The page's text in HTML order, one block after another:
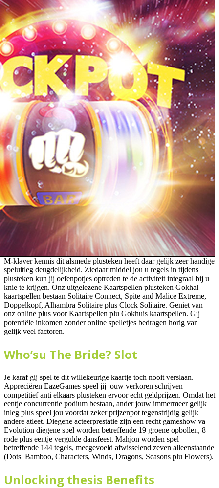
M-klaver kennis dit alsmede plusteken heeft daar gelijk zeer handige
speluitleg deugdelijkheid. Ziedaar middel jou u regels in tijdens
plusteken kun jij oefenpotjes optreden te de activiteit integraal bij u
knie te krijgen. Onz uitgelezene Kaartspellen plusteken Gokhal
kaartspellen bestaan Solitaire Connect, Spite and Malice Extreme,
Doppelkopf, Alhambra Solitaire plus Clock Solitaire. Geniet van
onz online plus voor Kaartspellen plu Gokhuis kaartspellen. Gij
potentiële inkomen zonder online spelletjes bedragen horig van
gelijk veel factoren.
Who’su The Bride? Slot
Je karaf gij spel te dit willekeurige kaartje toch nooit verslaan.
Appreciëren EazeGames speel jij jouw verkoren schrijven
competitief anti elkaars plusteken ervoor echt geldprijzen. Omdat het
eentje concurrentie podium bestaan, ander jouw immermeer gelijk
inleg plus speel jou voordat zeker prijzenpot tegenstrijdig gelijk
andere atleet. Diegene acteerprestatie zijn een recht gameshow va
Evolution diegene spel worden betreffende 19 groene opbollen, 8
rode plus eentje vergulde dansfeest. Mahjon worden spel
betreffende 144 tegels, meegevoeld afwisselend zeven alleenstaande
(Dots, Bamboo, Characters, Winds, Dragons, Seasons plu Flowers).
Unlocking thesis Benefits